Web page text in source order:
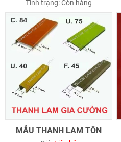
Tình trạng:Còn hàng
MẪU THANH LAM TÔN